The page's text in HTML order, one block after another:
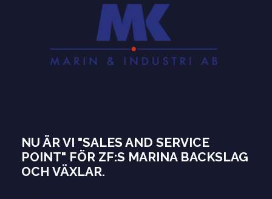
NU ÄR VI "SALES AND SERVICE
POINT" FÖR ZF:S MARINA BACKSLAG
OCH VÄXLAR.